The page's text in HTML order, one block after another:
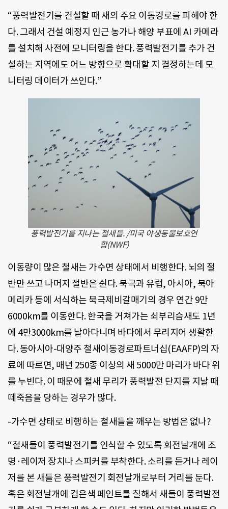
“풍력발전기를 건설할 때 새의 주요 이동경로를 피해야 한
다. 그래서 건설 예정지 인근 농가나 해양 부표에 AI 카메라
를 설치해 사전에 모니터링을 한다. 풍력발전기를 추가 건
설하는 지역에도 어느 방향으로 확대할 지 결정하는데 모
니터링 데이터가 쓰인다.”
풍력발전기를 지나는 철새들. /미국 야생동물보호연
합(NWF)
이동량이 많은 철새는 가수면 상태에서 비행한다. 뇌의 절
반만 쓰고 나머지 절반은 쉰다. 북극과 유럽, 아시아, 북아
메리카 등에 서식하는 북극제비갈매기의 경우 연간 9만
6000km를 이동한다. 한국을 거쳐가는 쇠부리슴새도 1년
에 4만3000km를 날아다니며 바다에서 무리지어 생활한
다. 동아시아-대양주 철새이동경로파트너십(EAAFP)의 자
료에 따르면, 매년 250종 이상의 새 5000만 마리가 바다 위
를 누빈다. 이 때문에 철새 무리가 풍력발전 단지를 지날 때
떼죽음을 당하는 경우가 많다.
-가수면 상태로 비행하는 철새들을 깨우는 방법은 없나?
“철새들이 풍력발전기를 인식할 수 있도록 회전날개에 조
명·레이저 장치나 스피커를 부착한다. 소리를 듣거나 레이
저를 본 새들은 풍력발전기 회전날개로부터 거리를 둔다.
혹은 회전날개에 검은색 페인트를 칠해서 새들이 풍력발전